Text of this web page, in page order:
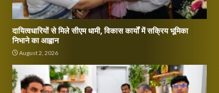
दायित्वधारियों से मिले सीएम धामी, विकास कार्यों में सक्रिय भूमिका
निभाने का आह्वान
August 2, 2026